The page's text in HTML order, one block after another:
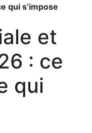
qui s’impose
et
: ce
qui